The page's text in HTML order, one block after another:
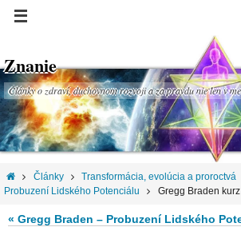
Znanie
Články o zdraví, duchovnom rozvoji a za pravdu nie len v
Články Transformácia, evolúcia a proroctvá
Probuzení Lidského Potenciálu
Gregg Braden kurz
« Gregg Braden – Probuzení Lidského